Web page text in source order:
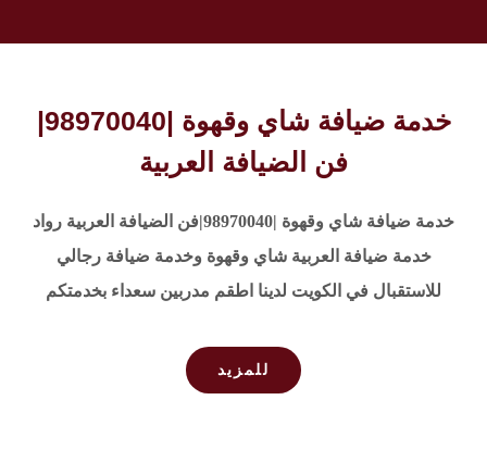
خدمة ضيافة شاي وقهوة |98970040|
فن الضيافة العربية
خدمة ضيافة شاي وقهوة |98970040|فن الضيافة العربية رواد
خدمة ضيافة العربية شاي وقهوة وخدمة ضيافة رجالي
للاستقبال في الكويت لدينا اطقم مدربين سعداء بخدمتكم
للمزيد